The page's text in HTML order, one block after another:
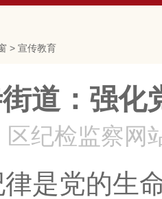
> 宣传教育
道：强化
区纪检监察网
党的生命